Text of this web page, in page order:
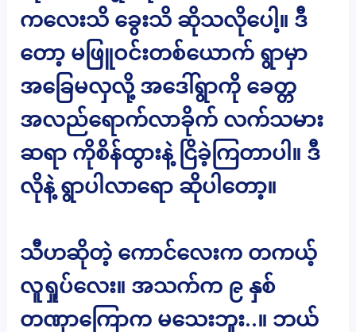
ကလေးသိ ခွေးသိ ဆိုသလိုပေါ့။ ဒီ
တော့ မဖြူဝင်းတစ်ယောက် ရွာမှာ
အခြေမလှလို့ အဒေါ်ရွာကို ခေတ္တ
အလည်ရောက်လာခိုက် လက်သမား
ဆရာ ကိုစိန်ထွားနဲ့ ငြိခဲ့ကြတာပါ။ ဒီ
လိုနဲ့ ရွာပါလာရော ဆိုပါတော့။
သီဟဆိုတဲ့ ကောင်လေးက တကယ့်
လူရှုပ်လေး။ အသက်က ၉ နှစ်
တဏှာကြောက မသေးဘူး..။ ဘယ်